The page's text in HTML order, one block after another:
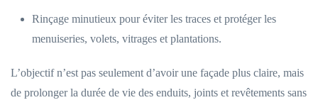
Rinçage minutieux pour éviter les traces et protéger les
menuiseries, volets, vitrages et plantations.
L’objectif n’est pas seulement d’avoir une façade plus claire, mais
de prolonger la durée de vie des enduits, joints et revêtements sans